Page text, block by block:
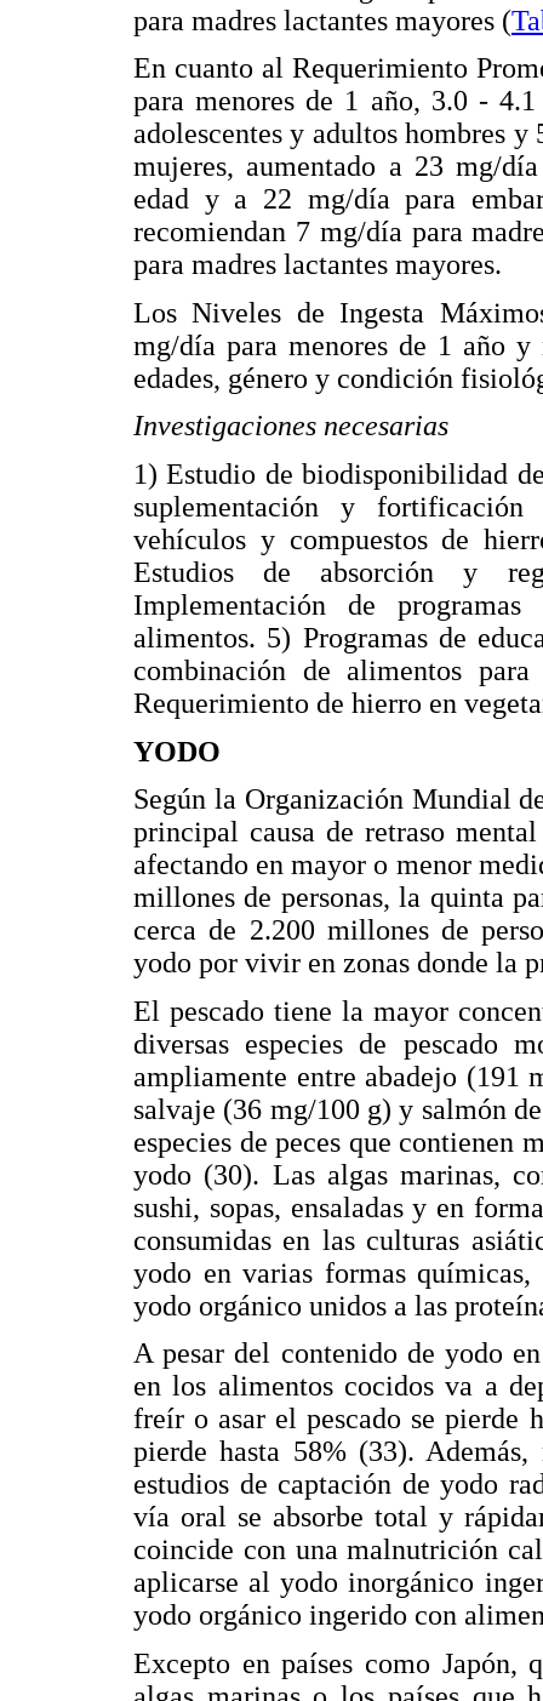
para madres lactantes mayores (
En cuanto al Requerimiento
para menores de 1 año, 3.0 -
adolescentes y adultos hombres
mujeres, aumentado a 23 mg/
edad y a 22 mg/día para
recomiendan 7 mg/día para
para madres lactantes mayores.
Los Niveles de Ingesta
mg/día para menores de 1 año
edades, género y condición
Investigaciones necesarias
1) Estudio de biodisponibilidad
suplementación y
vehículos y compuestos de
Estudios de absorción y
Implementación de
alimentos. 5) Programas de
combinación de alimentos
Requerimiento de hierro en
YODO
Según la Organización Mundial
principal causa de retraso
afectando en mayor o menor
millones de personas, la quinta
cerca de 2.200 millones de
yodo por vivir en zonas donde la
El pescado tiene la mayor
diversas especies de pescado
ampliamente entre abadejo (191
salvaje (36 mg/100 g) y salmón
especies de peces que contienen
yodo (30). Las algas marinas,
sushi, sopas, ensaladas y en
consumidas en las culturas
yodo en varias formas
yodo orgánico unidos a las
A pesar del contenido de yodo
en los alimentos cocidos va a
freír o asar el pescado se pierde
pierde hasta 58% (33).
estudios de captación de yodo
vía oral se absorbe total y
coincide con una malnutrición
aplicarse al yodo inorgánico
yodo orgánico ingerido con
Excepto en países como Japón,